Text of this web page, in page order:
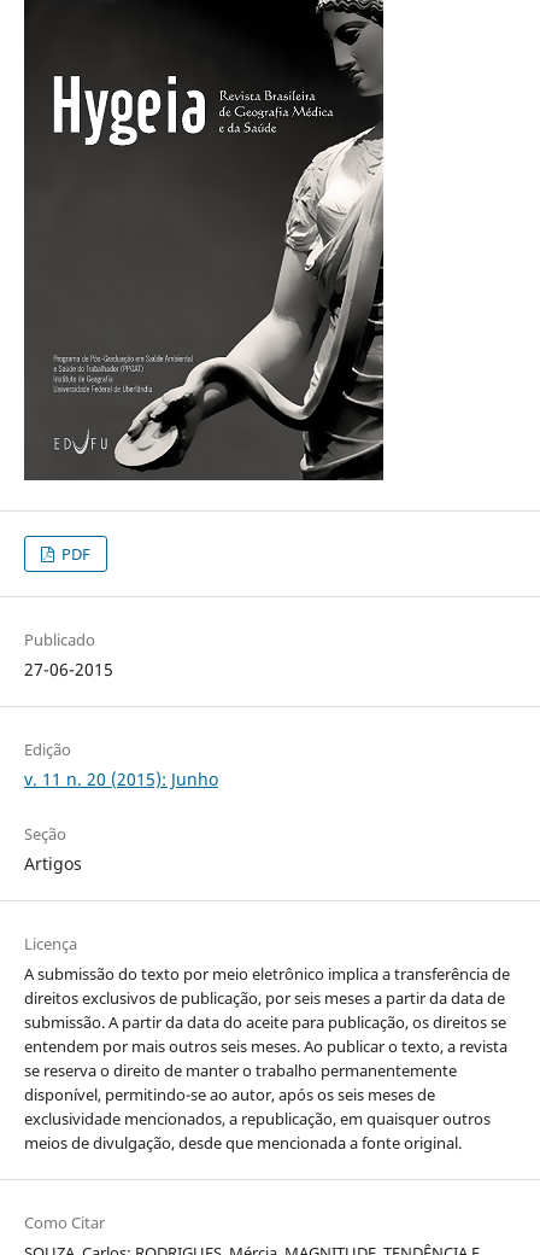
PDF
Publicado
27-06-2015
Edição
v. 11 n. 20 (2015): Junho
Seção
Artigos
Licença
A submissão do texto por meio eletrônico implica a transferência de
direitos exclusivos de publicação, por seis meses a partir da data de
submissão. A partir da data do aceite para publicação, os direitos se
entendem por mais outros seis meses. Ao publicar o texto, a revista
se reserva o direito de manter o trabalho permanentemente
disponível, permitindo-se ao autor, após os seis meses de
exclusividade mencionados, a republicação, em quaisquer outros
meios de divulgação, desde que mencionada a fonte original.
Como Citar